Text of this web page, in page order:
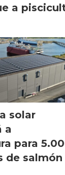
a
solar
a
para
de salmón